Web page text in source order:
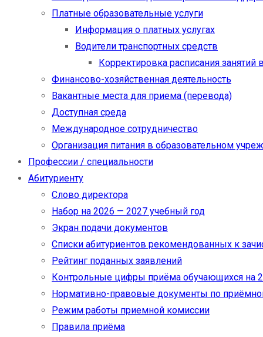
Платные образовательные услуги
Информация о платных услугах
Водители транспортных средств
Корректировка расписания занятий
Финансово-хозяйственная деятельность
Вакантные места для приема (перевода)
Доступная среда
Международное сотрудничество
Организация питания в образовательном
Профессии / специальности
Абитуриенту
Слово директора
Набор на 2026 — 2027 учебный год
Экран подачи документов
Cписки абитуриентов рекомендованных к
Рейтинг поданных заявлений
Контрольные цифры приёма обучающихся на
Нормативно-правовые документы по
Режим работы приемной комиссии
Правила приёма